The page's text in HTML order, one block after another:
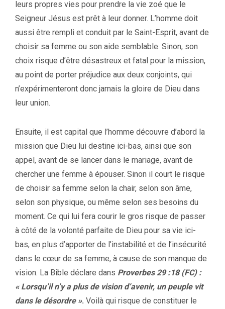
leurs propres vies pour prendre la vie zoé que le
Seigneur Jésus est prêt à leur donner. L’homme doit
aussi être rempli et conduit par le Saint-Esprit, avant de
choisir sa femme ou son aide semblable. Sinon, son
choix risque d’être désastreux et fatal pour la mission,
au point de porter préjudice aux deux conjoints, qui
n’expérimenteront donc jamais la gloire de Dieu dans
leur union.
Ensuite, il est capital que l’homme découvre d’abord la
mission que Dieu lui destine ici-bas, ainsi que son
appel, avant de se lancer dans le mariage, avant de
chercher une femme à épouser. Sinon il court le risque
de choisir sa femme selon la chair, selon son âme,
selon son physique, ou même selon ses besoins du
moment. Ce qui lui fera courir le gros risque de passer
à côté de la volonté parfaite de Dieu pour sa vie ici-
bas, en plus d’apporter de l’instabilité et de l’insécurité
dans le cœur de sa femme, à cause de son manque de
vision. La Bible déclare dans Proverbes 29 :18 (FC) :
« Lorsqu’il n’y a plus de vision d’avenir, un peuple vit
dans le désordre ». Voilà qui risque de constituer le